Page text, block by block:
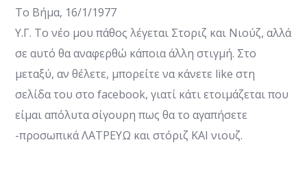
Το Βήμα, 16/1/1977
Υ.Γ. Το νέο μου πάθος λέγεται Στοριζ και Νιούζ, αλλά
σε αυτό θα αναφερθώ κάποια άλλη στιγμή. Στο
μεταξύ, αν θέλετε, μπορείτε να κάνετε like στη
σελίδα του στο facebook, γιατί κάτι ετοιμάζεται που
είμαι απόλυτα σίγουρη πως θα το αγαπήσετε
-προσωπικά ΛΑΤΡΕΥΩ και στόριζ ΚΑΙ νιουζ.